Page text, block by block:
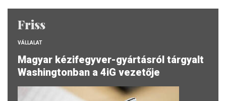
Friss
VÁLLALAT
Magyar kézifegyver-gyártásról tárgyalt
Washingtonban a 4iG vezetője